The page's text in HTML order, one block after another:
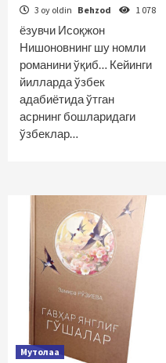
3 oy oldin Behzod 1 078
ёзувчи Исоқжон
Нишоновнинг шу номли
романини ўқиб… Кейинги
йилларда ўзбек
адабиётида ўтган
асрнинг бошларидаги
ўзбеклар…
Мутолаа